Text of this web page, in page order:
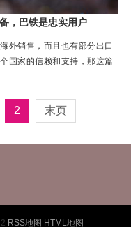
，巴铁是忠实用户
外销售，而且也有部分出口
国家的信赖和支持，那这篇
2 末页
RSS地图 HTML地图